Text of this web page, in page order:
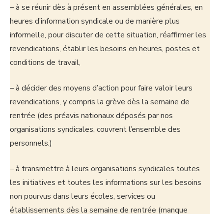
– à se réunir dès à présent en assemblées générales, en
heures d’information syndicale ou de manière plus
informelle, pour discuter de cette situation, réaffirmer les
revendications, établir les besoins en heures, postes et
conditions de travail,
– à décider des moyens d’action pour faire valoir leurs
revendications, y compris la grève dès la semaine de
rentrée (des préavis nationaux déposés par nos
organisations syndicales, couvrent l’ensemble des
personnels.)
– à transmettre à leurs organisations syndicales toutes
les initiatives et toutes les informations sur les besoins
non pourvus dans leurs écoles, services ou
établissements dès la semaine de rentrée (manque